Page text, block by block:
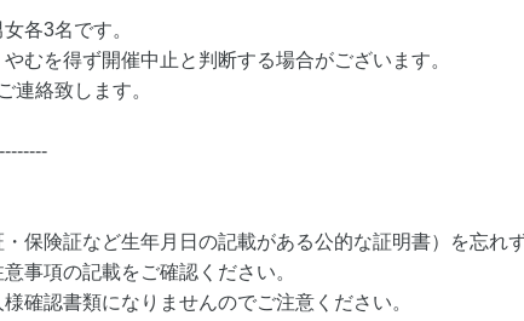
各3名です。
むを得ず開催中止と判断する場合がございます。
連絡致します。
保険証など生年月日の記載がある公的な証明書）を忘れ
事項の記載をご確認ください。
確認書類になりませんのでご注意ください。